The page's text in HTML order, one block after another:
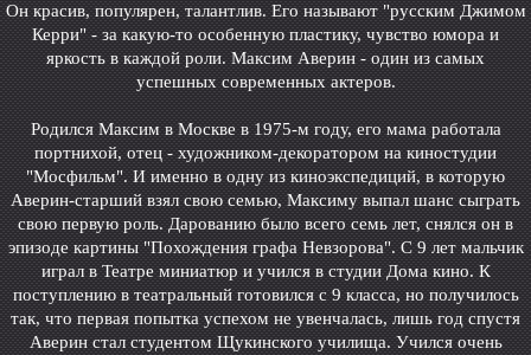
Он красив, популярен, талантлив. Его называют "русским Джимом
Керри" - за какую-то особенную пластику, чувство юмора и
яркость в каждой роли. Максим Аверин - один из самых
успешных современных актеров.
Родился Максим в Москве в 1975-м году, его мама работала
портнихой, отец - художником-декоратором на киностудии
"Мосфильм". И именно в одну из киноэкспедиций, в которую
Аверин-старший взял свою семью, Максиму выпал шанс сыграть
свою первую роль. Дарованию было всего семь лет, снялся он в
эпизоде картины "Похождения графа Невзорова". С 9 лет мальчик
играл в Театре миниатюр и учился в студии Дома кино. К
поступлению в театральный готовился с 9 класса, но получилось
так, что первая попытка успехом не увенчалась, лишь год спустя
Аверин стал студентом Щукинского училища. Учился очень